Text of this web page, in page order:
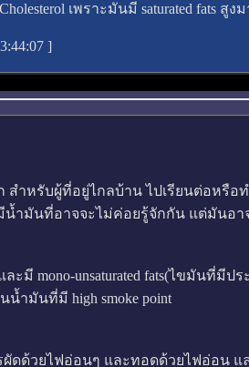
เพราะมันมี saturated fats สูงม
]
ำหรับผู้ที่อยู่ไกลบ้าน ไปเรียนต่อหรือ
มีน้ำมันที่อาจจะไม่ค่อยรู้จักกัน แต่มัน
ะมี mono-unsaturated fats(ไขมัน
ำมันที่มี high smoke point
ด้วยไฟอ่อนๆ และทอดด้วยไฟอ่อน แ